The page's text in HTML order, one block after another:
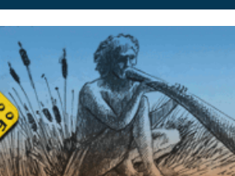
- retrouvez la communauté.